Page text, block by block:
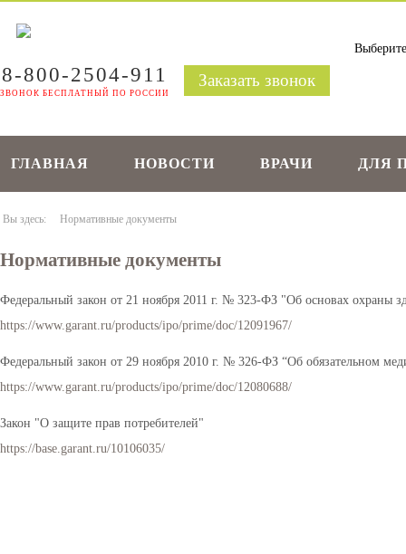
8-800-2504-911
ЗВОНОК БЕСПЛАТНЫЙ ПО РОССИИ
Заказать звонок
ГЛАВНАЯ НОВОСТИ ВРАЧИ ДЛЯ
Вы здесь: Нормативные документы
Нормативные документы
Федеральный закон от 21 ноября 2011 г. № 323-ФЗ "Об основах охраны
https://www.garant.ru/products/ipo/prime/doc/12091967/
Федеральный закон от 29 ноября 2010 г. № 326-ФЗ “Об обязательном
https://www.garant.ru/products/ipo/prime/doc/12080688/
Закон "О защите прав потребителей"
https://base.garant.ru/10106035/